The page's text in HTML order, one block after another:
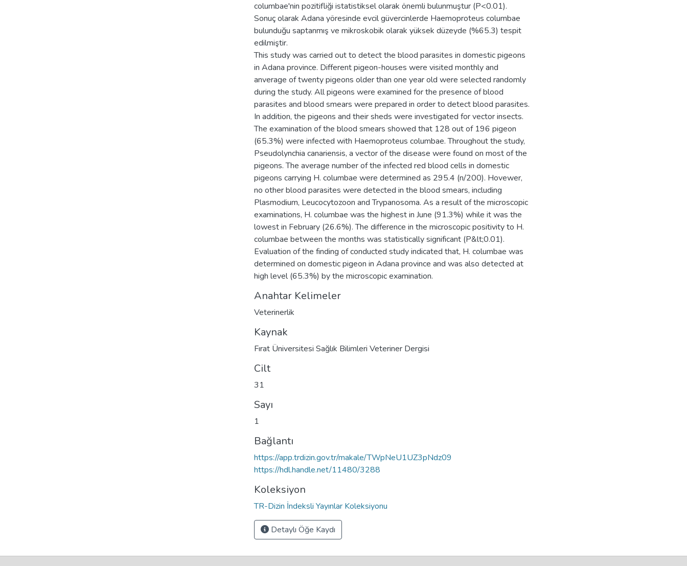
columbae'nin pozitifliği istatistiksel olarak önemli bulunmuştur (P<0.01).
Sonuç olarak Adana yöresinde evcil güvercinlerde Haemoproteus columbae
bulunduğu saptanmış ve mikroskobik olarak yüksek düzeyde (%65.3) tespit
edilmiştir.
This study was carried out to detect the blood parasites in domestic pigeons
in Adana province. Different pigeon-houses were visited monthly and
anverage of twenty pigeons older than one year old were selected randomly
during the study. All pigeons were examined for the presence of blood
parasites and blood smears were prepared in order to detect blood parasites.
In addition, the pigeons and their sheds were investigated for vector insects.
The examination of the blood smears showed that 128 out of 196 pigeon
(65.3%) were infected with Haemoproteus columbae. Throughout the study,
Pseudolynchia canariensis, a vector of the disease were found on most of the
pigeons. The average number of the infected red blood cells in domestic
pigeons carrying H. columbae were determined as 295.4 (n/200). Hovewer,
no other blood parasites were detected in the blood smears, including
Plasmodium, Leucocytozoon and Trypanosoma. As a result of the microscopic
examinations, H. columbae was the highest in June (91.3%) while it was the
lowest in February (26.6%). The difference in the microscopic positivity to H.
columbae between the months was statistically significant (P&lt;0.01).
Evaluation of the finding of conducted study indicated that, H. columbae was
determined on domestic pigeon in Adana province and was also detected at
high level (65.3%) by the microscopic examination.
Anahtar Kelimeler
Veterinerlik
Kaynak
Fırat Üniversitesi Sağlık Bilimleri Veteriner Dergisi
Cilt
31
Sayı
1
Bağlantı
https://app.trdizin.gov.tr/makale/TWpNeU1UZ3pNdz09
https://hdl.handle.net/11480/3288
Koleksiyon
TR-Dizin İndeksli Yayınlar Koleksiyonu
Detaylı Öğe Kaydı